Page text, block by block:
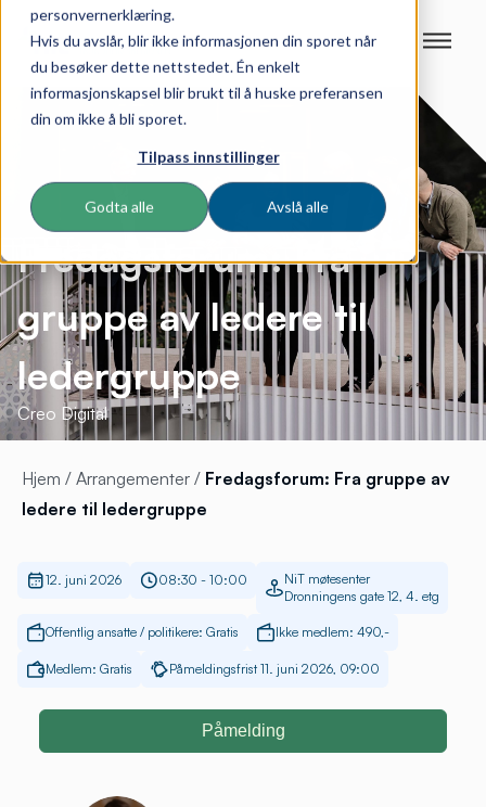
personvernerklæring.
Hvis du avslår, blir ikke informasjonen din sporet når
du besøker dette nettstedet. Én enkelt
informasjonskapsel blir brukt til å huske preferansen
din om ikke å bli sporet.
Tilpass innstillinger
Godta alle Avslå alle
Fredagsforum: Fra
gruppe av ledere til
ledergruppe
Creo Digital
Hjem / Arrangementer / Fredagsforum: Fra gruppe av
ledere til ledergruppe
12. juni 2026 08:30 - 10:00
NiT møtesenter
Dronningens gate 12, 4. etg
Offentlig ansatte / politikere: Gratis Ikke medlem: 490,-
Medlem: Gratis Påmeldingsfrist 11. juni 2026, 09:00
Påmelding